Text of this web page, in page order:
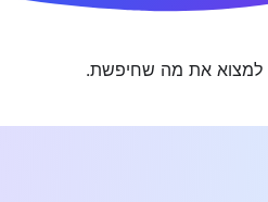
למצוא את מה שחיפשת.